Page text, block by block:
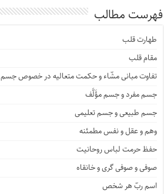
فهرست مطالب
طهارت قلب
مقام قلب
تفاوت مبانی مشّاء و حکمت متعالیه در خصوص جسم
جسم مفرد و جسم مؤَلَّف
جسم طبیعی و جسم تعلیمی
وهم و عقل و نفس مطمئنه
حفظ حرمت لباس روحانیت
صوفی و صوفی گری و خانقاه
اسم ربّ هر شخص